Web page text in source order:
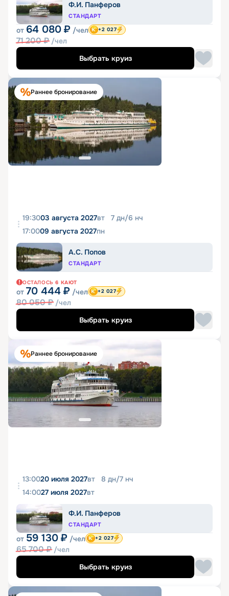
Ф.И. Панферов
СТАНДАРТ
от 64 080 ₽ /чел
71 200₽ /чел
+2 027
Выбрать круиз
Раннее бронирование
19:3003 августа 2027вт 7 дн/6 нч
17:0009 августа 2027пн
А.С. Попов
СТАНДАРТ
ОСТАЛОСЬ 6 КАЮТ
от 70 444 ₽ /чел
80 050₽ /чел
+2 027
Выбрать круиз
Раннее бронирование
13:0020 июля 2027вт 8 дн/7 нч
14:0027 июля 2027вт
Ф.И. Панферов
СТАНДАРТ
от 59 130 ₽ /чел
65 700₽ /чел
+2 027
Выбрать круиз